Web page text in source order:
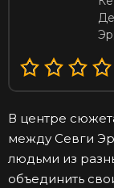
В центре
между Севги
людьми из
объединить